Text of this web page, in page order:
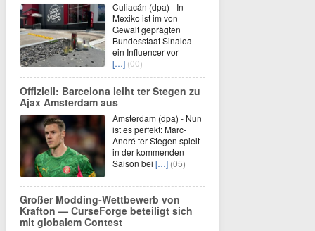
Culiacán (dpa) - In
Mexiko ist im von
Gewalt geprägten
Bundesstaat Sinaloa
ein Influencer vor
[…] (00)
Offiziell: Barcelona leiht ter Stegen zu
Ajax Amsterdam aus
Amsterdam (dpa) - Nun
ist es perfekt: Marc-
André ter Stegen spielt
in der kommenden
Saison bei […] (05)
Großer Modding‑Wettbewerb von
Krafton — CurseForge beteiligt sich
mit globalem Contest